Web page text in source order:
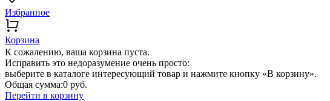
Избранное
Корзина
К сожалению, ваша корзина пуста.
Исправить это недоразумение очень просто:
выберите в каталоге интересующий товар и нажмите кнопку «В корзину».
Общая сумма:0 руб.
Перейти в корзину